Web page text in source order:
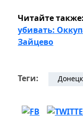
Читайте также:
убивать:
Зайцево
Теги: